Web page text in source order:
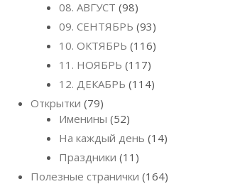
08. АВГУСТ (98)
09. СЕНТЯБРЬ (93)
10. ОКТЯБРЬ (116)
11. НОЯБРЬ (117)
12. ДЕКАБРЬ (114)
Открытки (79)
Именины (52)
На каждый день (14)
Праздники (11)
Полезные странички (164)